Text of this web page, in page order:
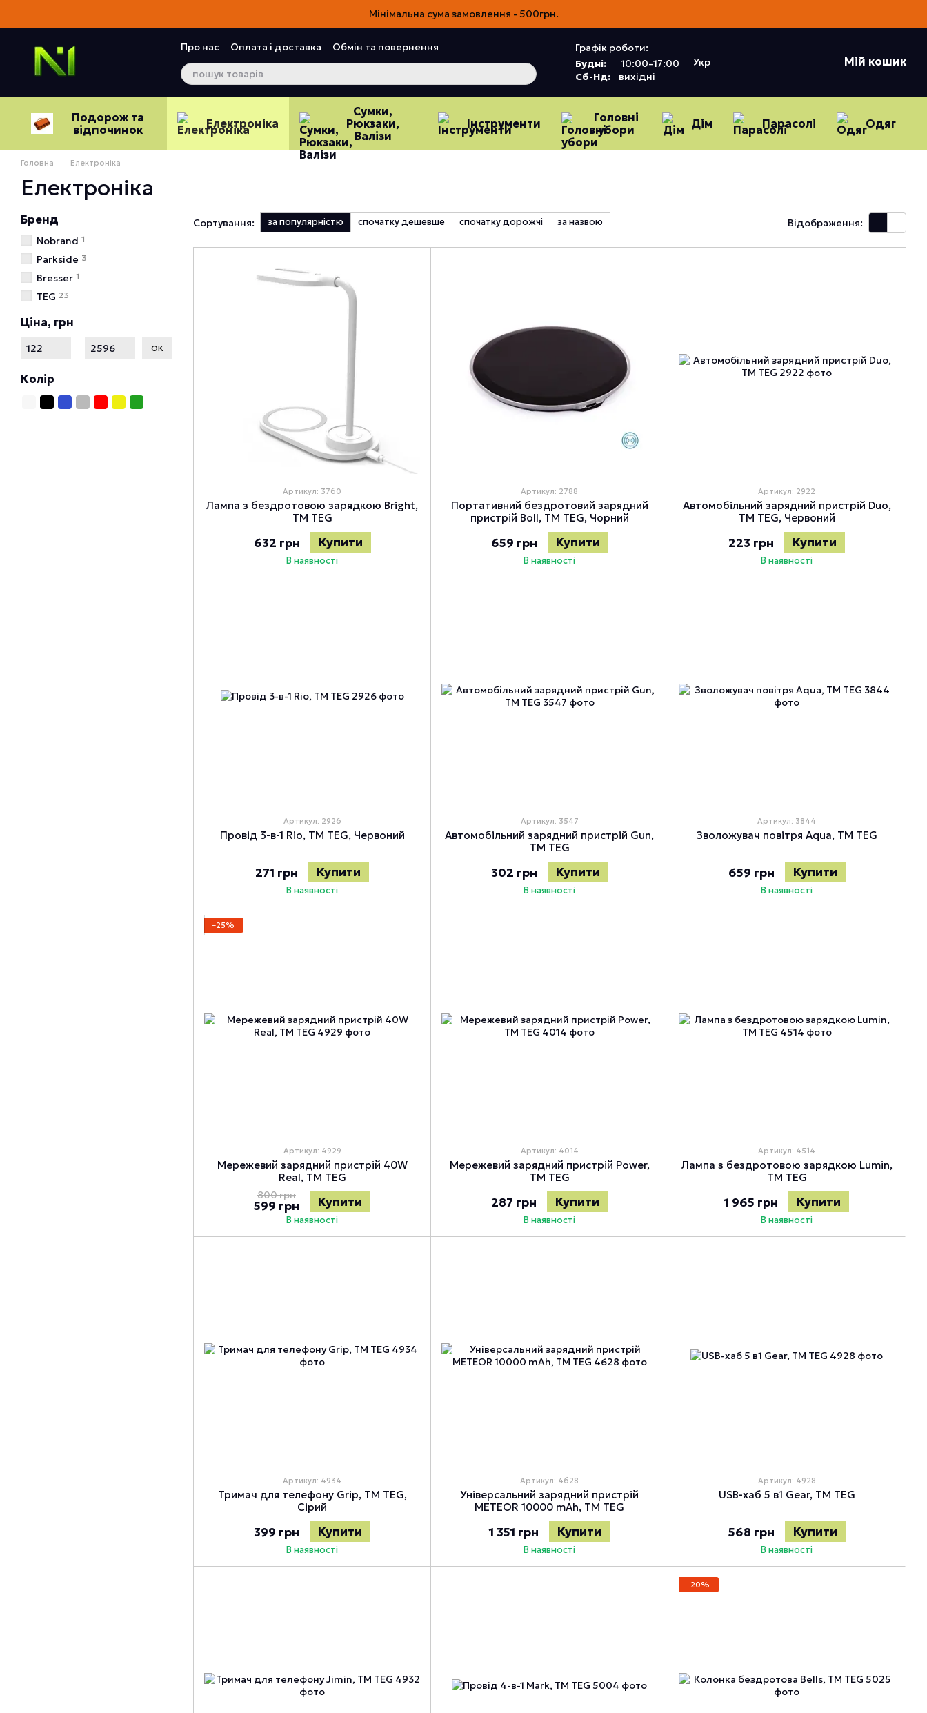
Мінімальна сума замовлення - 500грн.
Про нас Оплата і доставка
Обмін та повернення
Контактна інформація
Угода користувача Відгуки про магазин
Графік роботи:
Будні:
10:00–17:00
Сб-Нд:
вихідні
Укр Мій кошик
Подорож та
відпочинок
Електроніка
Сумки,
Рюкзаки,
Валізи
Інструменти
Головні
убори
Дім Парасолі Одяг
Головна Електроніка
Електроніка
Сортування: за популярністю спочатку дешевше спочатку дорожчі за назвою Відображення:
Артикул: 3760
Лампа з бездротовою зарядкою Bright,
ТМ TEG
632 грн Купити
В наявності
Артикул: 2788
Портативний бездротовий зарядний
пристрій Boll, TM TEG, Чорний
659 грн Купити
В наявності
Артикул: 2922
Автомобільний зарядний пристрій Duo,
TM TEG, Червоний
223 грн Купити
В наявності
Артикул: 2926
Провід 3-в-1 Rio, TM TEG, Червоний
271 грн Купити
В наявності
Артикул: 3547
Автомобільний зарядний пристрій Gun,
TM TEG
302 грн Купити
В наявності
Артикул: 3844
Зволожувач повітря Aqua, TM TEG
659 грн Купити
В наявності
−25%
Артикул: 4929
Мережевий зарядний пристрій 40W
Real, TM TEG
800 грн
599 грн Купити
В наявності
Артикул: 4014
Мережевий зарядний пристрій Power,
TM TEG
287 грн Купити
В наявності
Артикул: 4514
Лампа з бездротовою зарядкою Lumin,
TM TEG
1 965 грн Купити
В наявності
Артикул: 4934
Тримач для телефону Grip, TM TEG,
Сірий
399 грн Купити
В наявності
Артикул: 4628
Універсальний зарядний пристрій
METEOR 10000 mAh, TM TEG
1 351 грн Купити
В наявності
Артикул: 4928
USB-хаб 5 в1 Gear, TM TEG
568 грн Купити
В наявності
−20%
Бренд
Nobrand 1
Parkside 3
Bresser 1
TEG 23
Ціна, грн
Від Ціна, грн
До Ціна, грн ОК
Колір